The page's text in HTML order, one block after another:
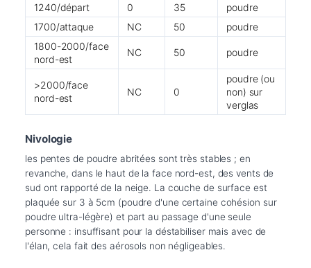
1240/départ
0 35
poudre
1700/attaque
NC 50
poudre
1800-2000/face
nord-est
NC 50 poudre
>2000/face
nord-est
NC 0
poudre (ou
non) sur
verglas
Nivologie
les pentes de poudre abritées sont très stables ; en
revanche, dans le haut de la face nord-est, des vents de
sud ont rapporté de la neige. La couche de surface est
plaquée sur 3 à 5cm (poudre d'une certaine cohésion sur
poudre ultra-légère) et part au passage d'une seule
personne : insuffisant pour la déstabiliser mais avec de
l'élan, cela fait des aérosols non négligeables.